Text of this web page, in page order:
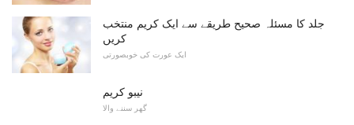
جلد کا مسئلہ صحیح طریقے سے ایک کریم منتخب
کریں
ایک عورت کی خوبصورتی
نیبو کریم
گھر سننے والا